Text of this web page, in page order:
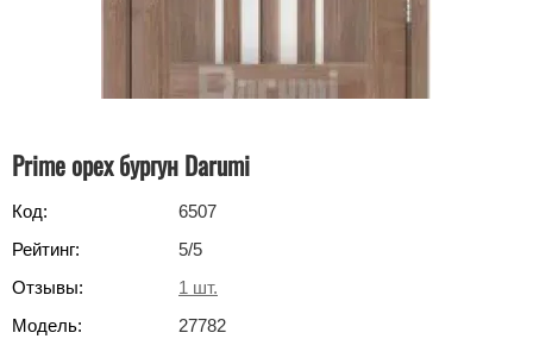
Prime орех бургун Darumi
Код:
6507
Рейтинг:
5/5
Отзывы:
1 шт.
Модель:
27782